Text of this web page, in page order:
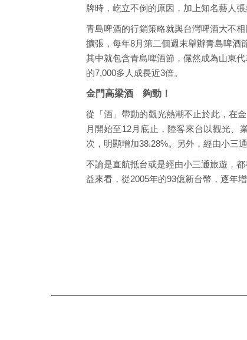
牌時，屹立不倒的原因，加上知名藝人
青島啤酒的行銷策略就與台灣啤酒大不
擴張，每年8月第二個週末舉辦青島啤酒
其中就包含青島啤酒節，儼然成為山東
的7,000多人成長近3倍。
金門高梁酒 夠勁！
從「酒」帶動的觀光熱潮不止於此，在
月開始至12月底止，陸客來台以觀光、
次，明顯增加38.28%。另外，經由小三
不論是直航抵台或是經由小三通旅遊，
益來看，從2005年的93億新台幣，逐年